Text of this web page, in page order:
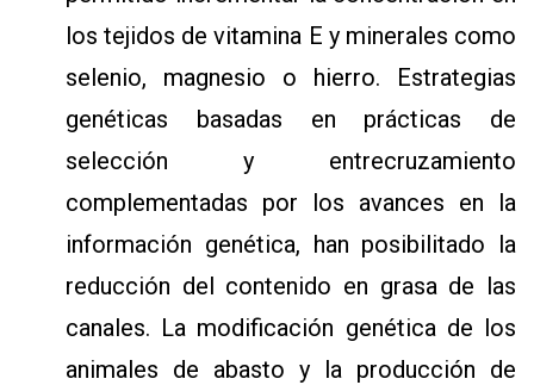
los tejidos de vitamina E y minerales como
selenio, magnesio o hierro. Estrategias
genéticas basadas en prácticas de
selección y entrecruzamiento
complementadas por los avances en la
información genética, han posibilitado la
reducción del contenido en grasa de las
canales. La modificación genética de los
animales de abasto y la producción de